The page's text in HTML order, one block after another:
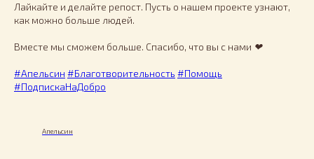
Лайкайте и делайте репост. Пусть о нашем проекте узнают,
как можно больше людей.
Вместе мы сможем больше. Спасибо, что вы с нами ❤
#Апельсин #Благотворительность #Помощь
#ПодпискаНаДобро
Апельсин